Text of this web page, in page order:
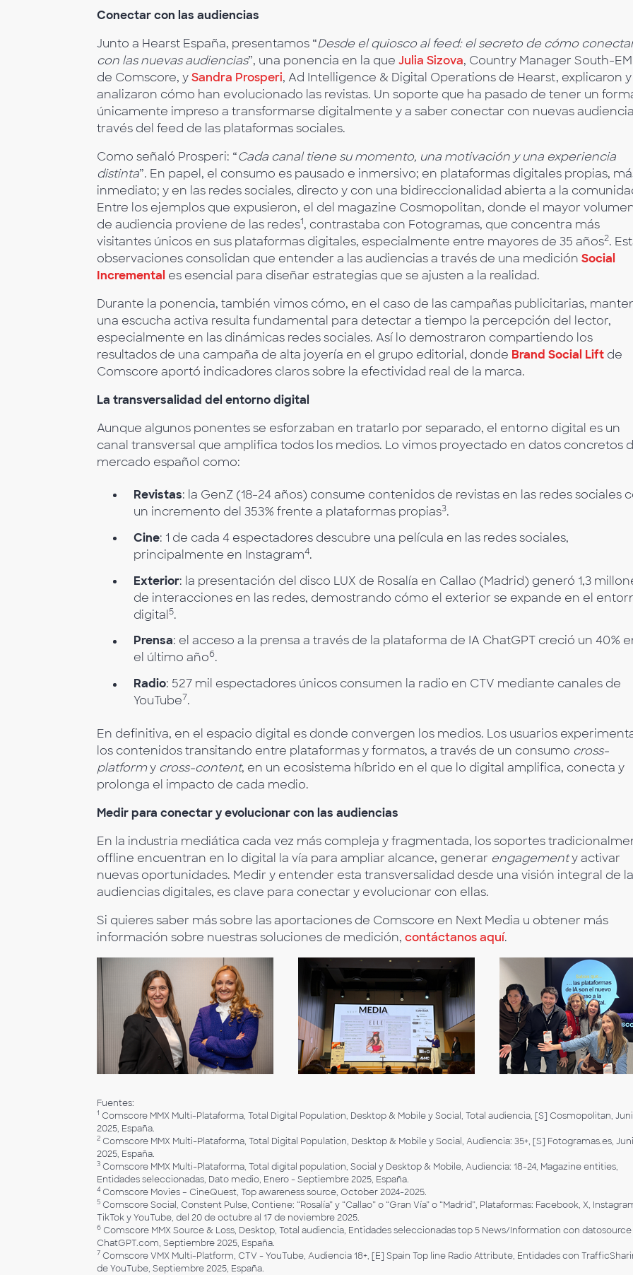
Conectar con las audiencias
Junto a Hearst España, presentamos “Desde el quiosco al feed: el secreto de cómo
con las nuevas audiencias”, una ponencia en la que Julia Sizova, Country Manager South-
de Comscore, ySandra Prosperi, Ad Intelligence & Digital Operations de Hearst, explicaron y
analizaron cómo han evolucionado las revistas. Un soporte que ha pasado de tener un
únicamente impreso a transformarse digitalmente y a saber conectar con nuevas
través del feed de las plataformas sociales.
Como señaló Prosperi: “Cada canal tiene su momento, una motivación y una experiencia
distinta”. En papel, el consumo es pausado e inmersivo; en plataformas digitales propias,
inmediato; y en las redes sociales, directo y con una bidireccionalidad abierta a la
Entre los ejemplos que expusieron, el del magazine Cosmopolitan, donde el mayor
de audiencia proviene de las redes1, contrastaba con Fotogramas, que concentra más
visitantes únicos en sus plataformas digitales, especialmente entre mayores de 35 años2.
observaciones consolidan que entender a las audiencias a través de una medición Social
Incremental es esencial para diseñar estrategias que se ajusten a la realidad.
Durante la ponencia, también vimos cómo, en el caso de las campañas publicitarias,
una escucha activa resulta fundamental para detectar a tiempo la percepción del lector,
especialmente en las dinámicas redes sociales. Así lo demostraron compartiendo los
resultados de una campaña de alta joyería en el grupo editorial, donde Brand Social Lift de
Comscore aportó indicadores claros sobre la efectividad real de la marca.
La transversalidad del entorno digital
Aunque algunos ponentes se esforzaban en tratarlo por separado, el entorno digital es un
canal transversal que amplifica todos los medios. Lo vimos proyectado en datos concretos
mercado español como:
Revistas: la GenZ (18-24 años) consume contenidos de revistas en las redes sociales
un incremento del 353% frente a plataformas propias3.
Cine: 1 de cada 4 espectadores descubre una película en las redes sociales,
principalmente en Instagram4.
Exterior: la presentación del disco LUX de Rosalía en Callao (Madrid) generó 1,3
de interacciones en las redes, demostrando cómo el exterior se expande en el
digital 5.
Prensa: el acceso a la prensa a través de la plataforma de IA ChatGPT creció un 40%
el último año6.
Radio: 527 mil espectadores únicos consumen la radio en CTV mediante canales de
YouTube7.
En definitiva, en el espacio digital es donde convergen los medios. Los usuarios
los contenidos transitando entre plataformas y formatos, a través de un consumo cross-
platformy cross-content, en un ecosistema híbrido en el que lo digital amplifica, conecta y
prolonga el impacto de cada medio.
Medir para conectar y evolucionar con las audiencias
En la industria mediática cada vez más compleja y fragmentada, los soportes
offline encuentran en lo digital la vía para ampliar alcance, generar engagementy activar
nuevas oportunidades. Medir y entender esta transversalidad desde una visión integral de
audiencias digitales, es clave para conectar y evolucionar con ellas.
Si quieres saber más sobre las aportaciones de Comscore en Next Media u obtener más
información sobre nuestras soluciones de medición, contáctanos aquí.
Fuentes:
1 Comscore MMX Multi-Plataforma, Total Digital Population, Desktop & Mobile y Social, Total audiencia, [S] Cosmopolitan,
2025, España.
2 Comscore MMX Multi-Plataforma, Total Digital Population, Desktop & Mobile y Social, Audiencia: 35+, [S] Fotogramas.es,
2025, España.
3 Comscore MMX Multi-Plataforma, Total digital population, Social y Desktop & Mobile, Audiencia: 18-24, Magazine entities,
Entidades seleccionadas, Dato medio, Enero - Septiembre 2025, España.
4 Comscore Movies – CineQuest, Top awareness source, October 2024-2025.
5 Comscore Social, Constent Pulse, Contiene: “Rosalía” y “Callao” o “Gran Vía” o “Madrid”, Plataformas: Facebook, X,
TikTok y YouTube, del 20 de octubre al 17 de noviembre 2025.
6 Comscore MMX Source & Loss, Desktop, Total audiencia, Entidades seleccionadas top 5 News/Information con datosource
ChatGPT.com, Septiembre 2025, España.
7 Comscore VMX Multi-Platform, CTV - YouTube, Audiencia 18+, [E] Spain Top line Radio Attribute, Entidades con
de YouTube, Septiembre 2025, España.